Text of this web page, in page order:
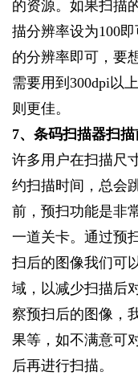
的资源。如果扫描
描分辨率设为100
的分辨率即可，要
需要用到300dpi以
则更佳。
7、条码扫描器扫
许多用户在扫描尺
约扫描时间，总会
前，预扫功能是非
一道关卡。通过预
扫后的图像我们可
域，以减少扫描后
察预扫后的图像，
果等，如不满意可
后再进行扫描。